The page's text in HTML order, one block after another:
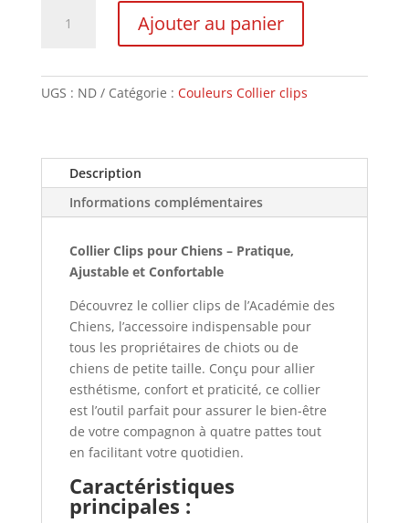
Ajouter au panier
UGS : ND Catégorie : Couleurs Collier clips
Description
Informations complémentaires
Collier Clips pour Chiens – Pratique,
Ajustable et Confortable
Découvrez le collier clips de l’Académie des
Chiens, l’accessoire indispensable pour
tous les propriétaires de chiots ou de
chiens de petite taille. Conçu pour allier
esthétisme, confort et praticité, ce collier
est l’outil parfait pour assurer le bien-être
de votre compagnon à quatre pattes tout
en facilitant votre quotidien.
Caractéristiques
principales :